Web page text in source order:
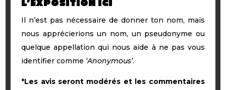
Il n’est pas nécessaire de donner ton nom, mais
nous apprécierions un nom, un pseudonyme ou
quelque appellation qui nous aide à ne pas vous
identifier comme ‘Anonymous’.
*Les avis seront modérés et les commentaires